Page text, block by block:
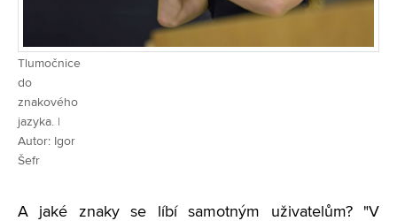
Tlumočnice
do
znakového
jazyka. |
Autor: Igor
Šefr
A jaké znaky se líbí samotným uživatelům? "V